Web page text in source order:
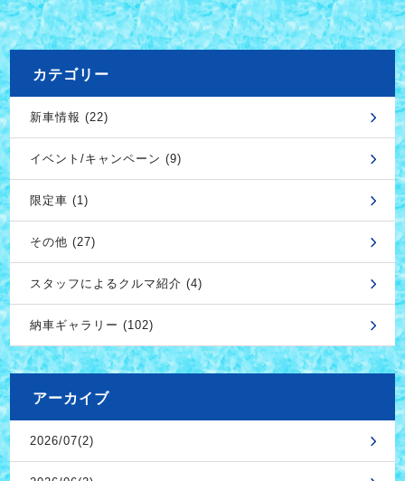
カテゴリー
新車情報 (22)
イベント/キャンペーン (9)
限定車 (1)
その他 (27)
スタッフによるクルマ紹介 (4)
納車ギャラリー (102)
アーカイブ
2026/07(2)